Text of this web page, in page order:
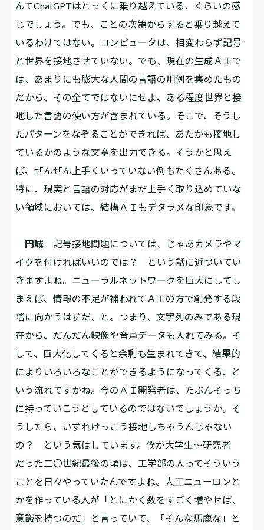
んてChatGPTはとっくに乗り越えている、くらいの感
じでしょう。でも、ことの次第からすると乗り越えて
いるわけではない。コンピュータは、相変わらず記号
と世界を接地させていない。でも、現在の生成ＡＩで
は、あまりにも膨大な人間の言語の用例を集めたもの
だから、その全てではないにせよ、ある程度世界と接
地した言語の使い方が含まれている。そこで、そうし
たパターンをなぞることができれば、あたかも接地し
ているかのような文章を出力できる。そうかと思え
ば、ぜんぜん上手くいっていない例もたくさんある。
特に、現実と言語の対応がまだ上手く取り込めていな
い領域においては、結構ＡＩもデタラメな印象です。
円城 記号接地問題については、じゃあカメラやマ
イクを付ければいいのでは？ という話に近づいてい
きますよね。ニューラルネットワークを巨大にしてし
まえば、情報の不足が補われてＡＩの方で創発する段
階に向かうはずだ、と。つまり、文字列のみである現
在から、だんだん映像や音声データも入れてみる。そ
して、巨大化してくると余剰も生まれてきて、結果的
によりいろいろなことができるようになってくる、と
いう流れですかね。今のＡＩ開発者は、たぶんそっち
に持っていこうとしているのではないでしょうか。そ
うしたら、いずれけっこう接地しちゃうんじゃない
の？ という気はしています。僕が大学生〜研究者
だった二〇世紀最後の頃は、工学部の人ってそういう
ことを日々やっていたんですよね。人工ニューロンと
かを作っている人が「とにかく数をすごく増やせば、
意識を持つのだ」と言っていて、「そんな馬鹿な」と